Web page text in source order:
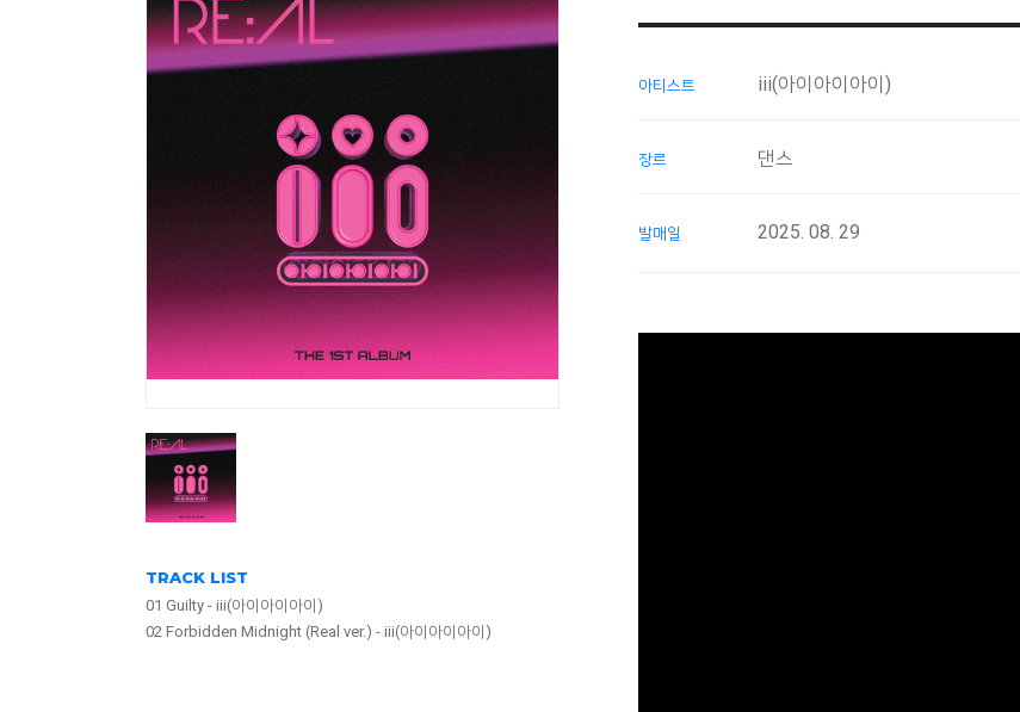
TRACK LIST
01 Guilty - iii(아이아이아이)
02 Forbidden Midnight (Real ver.) - iii(아이아이아이)
아티스트 iii(아이아이아이)
장르 댄스
발매일 2025. 08. 29